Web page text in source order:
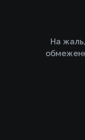
На